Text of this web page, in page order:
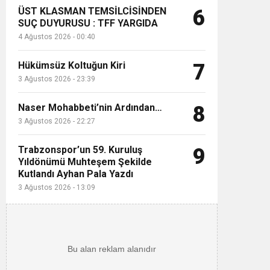
ÜST KLASMAN TEMSİLCİSİNDEN
SUÇ DUYURUSU : TFF YARGIDA
4 Ağustos 2026 - 00:40
6
Hükümsüz Koltuğun Kiri
3 Ağustos 2026 - 23:39 7
Naser Mohabbeti’nin Ardından…
3 Ağustos 2026 - 22:27 8
Trabzonspor’un 59. Kuruluş
Yıldönümü Muhteşem Şekilde
Kutlandı Ayhan Pala Yazdı
3 Ağustos 2026 - 13:09
9